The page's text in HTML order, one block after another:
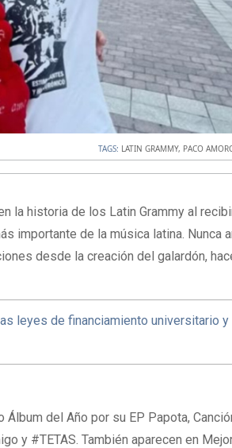
TAGS: LATIN GRAMMY, PACO
la historia de los Latin Grammy al
importante de la música latina. Nunca
desde la creación del galardón,
leyes de financiamiento universitario y
del Año por su EP Papota,
y #TETAS. También aparecen en